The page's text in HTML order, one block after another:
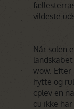
vildeste
Når solen
wow. Efter
hytte og
oplev en
du ikke